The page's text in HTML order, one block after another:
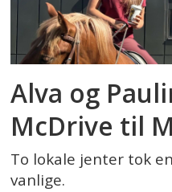
Alva og
McDrive til
To lokale jenter tok
vanlige.